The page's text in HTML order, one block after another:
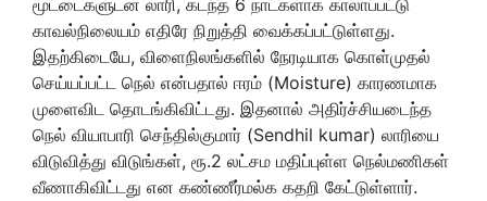
மூட்டைகளுடன் லாரி, கடந்த 6 நாட்களாக காலாப்பட்டு
காவல்நிலையம் எதிரே நிறுத்தி வைக்கப்பட்டுள்ளது.
இதற்கிடையே, விளைநிலங்களில் நேரடியாக கொள்முதல்
செய்யப்பட்ட நெல் என்பதால் ஈரம் (Moisture) காரணமாக
முளைவிட தொடங்கிவிட்டது. இதனால் அதிர்ச்சியடைந்த
நெல் வியாபாரி செந்தில்குமார் (Sendhil kumar) லாரியை
விடுவித்து விடுங்கள், ரூ.2 லட்சம மதிப்புள்ள நெல்மணிகள்
வீணாகிவிட்டது என கண்ணீர்மல்க கதறி கேட்டுள்ளார்.